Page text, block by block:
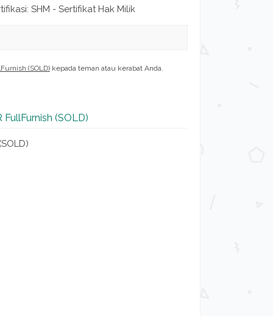
SHM - Sertifikat Hak Milik
(SOLD)kepada teman atau kerabat Anda.
(SOLD)